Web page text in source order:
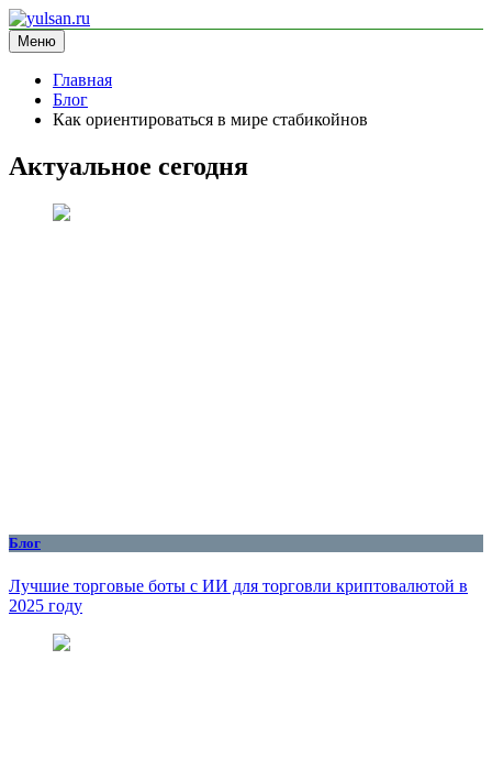
Перейти
к
содержимому
yulsan.ru
блог про криптовалюту
Меню
Главная
Блог
Как ориентироваться в мире стабикойнов
Актуальное сегодня
Блог
Лучшие торговые боты с ИИ для торговли криптовалютой в
2025 году